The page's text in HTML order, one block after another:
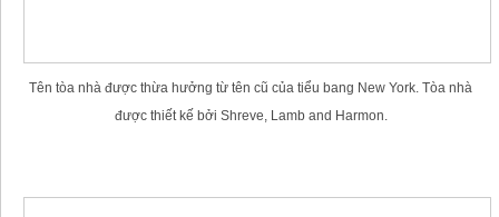
Tên tòa nhà được thừa hưởng từ tên cũ của tiểu bang New York. Tòa nhà
được thiết kế bởi Shreve, Lamb and Harmon.